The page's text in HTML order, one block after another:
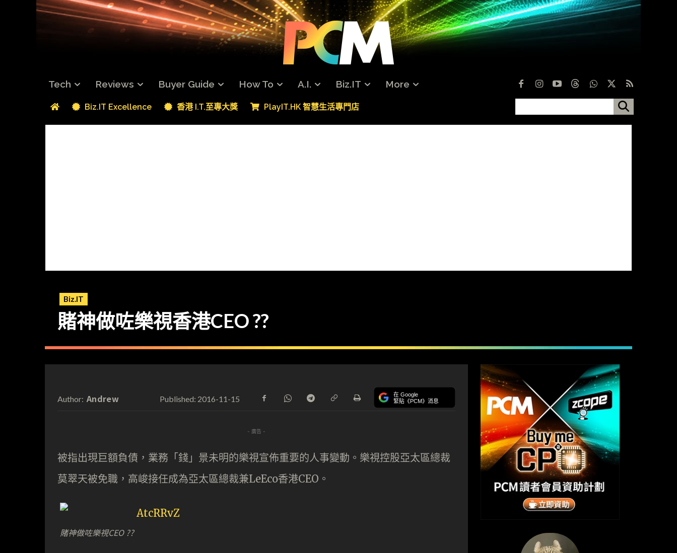
Tech Reviews Buyer Guide How To A.I. Biz.IT More
Biz.IT Excellence 香港 I.T.至專大獎 PlayIT.HK 智慧生活專門店
Biz.IT
賭神做咗樂視香港CEO ??
Author: Andrew Published: 2016-11-15 在 Google
緊貼《PCM》消息
- 廣告 -
被指出現巨額負債，業務「錢」景未明的樂視宣佈重要的人事變動。樂視控股亞太區總裁
莫翠天被免職，高峻接任成為亞太區總裁兼LeEco香港CEO。
賭神做咗樂視CEO ??